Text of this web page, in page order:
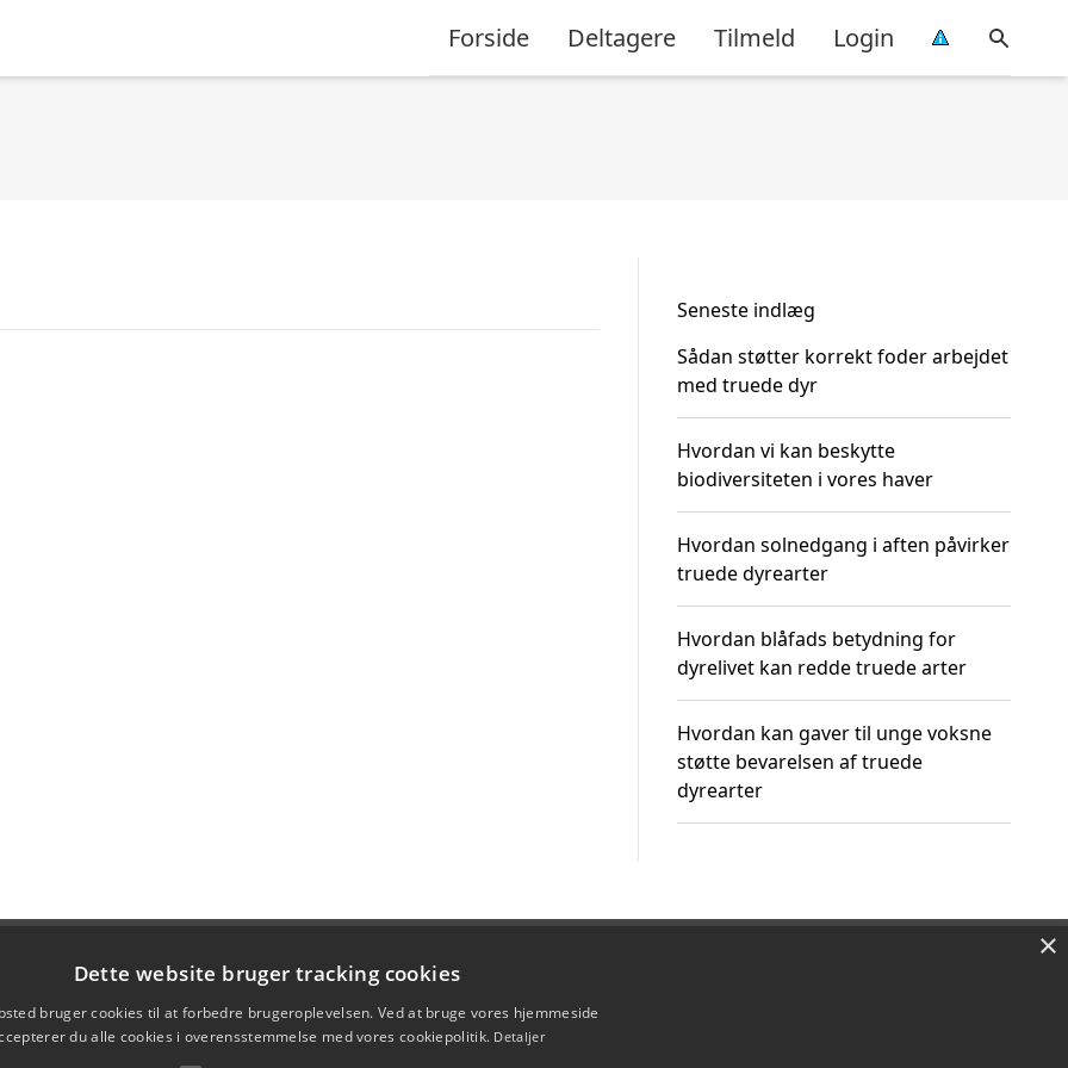
Forside Deltagere Tilmeld Login
Seneste indlæg
Sådan støtter korrekt foder arbejdet
med truede dyr
Hvordan vi kan beskytte
biodiversiteten i vores haver
Hvordan solnedgang i aften påvirker
truede dyrearter
Hvordan blåfads betydning for
dyrelivet kan redde truede arter
Hvordan kan gaver til unge voksne
støtte bevarelsen af truede
dyrearter
×
Dette website bruger tracking cookies
bruger cookies til at forbedre brugeroplevelsen. Ved at bruge vores hjemmeside
du alle cookies i overensstemmelse med vores cookiepolitik. Detaljer